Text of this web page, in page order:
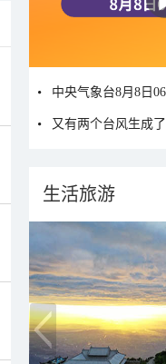
又有两个台风生成了
生活旅游